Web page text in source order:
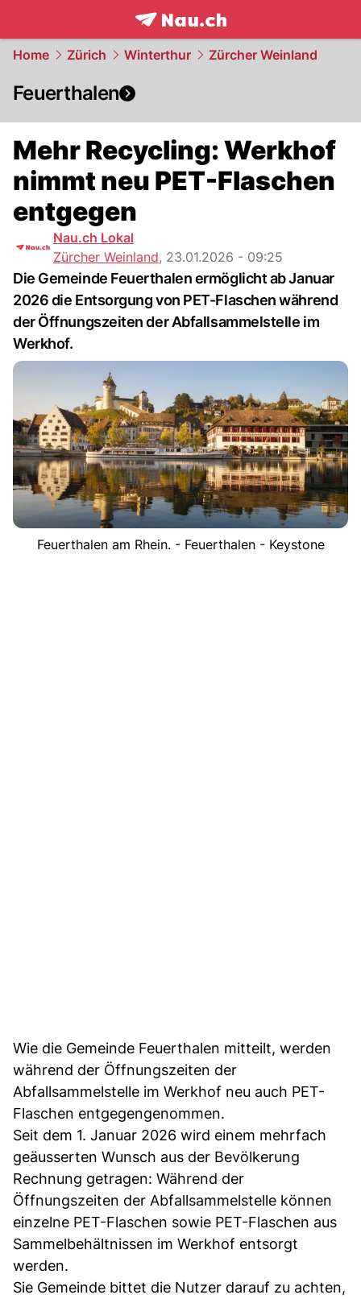
frontpage.NAU.ch
Home Zürich Winterthur Zürcher Weinland
Feuerthalen
Mehr Recycling: Werkhof
nimmt neu PET-Flaschen
entgegen
Nau.ch Lokal
Zürcher Weinland, 23.01.2026 - 09:25
Die Gemeinde Feuerthalen ermöglicht ab Januar
2026 die Entsorgung von PET-Flaschen während
der Öffnungszeiten der Abfallsammelstelle im
Werkhof.
Feuerthalen am Rhein. - Feuerthalen - Keystone
Wie die Gemeinde Feuerthalen mitteilt, werden
während der Öffnungszeiten der
Abfallsammelstelle im Werkhof neu auch PET-
Flaschen entgegengenommen.
Seit dem 1. Januar 2026 wird einem mehrfach
geäusserten Wunsch aus der Bevölkerung
Rechnung getragen: Während der
Öffnungszeiten der Abfallsammelstelle können
einzelne PET-Flaschen sowie PET-Flaschen aus
Sammelbehältnissen im Werkhof entsorgt
werden.
Sie Gemeinde bittet die Nutzer darauf zu achten,